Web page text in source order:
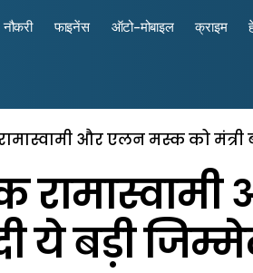
नौकरी फाइनेंस ऑटो-मोबाइल क्राइम
और एलन मस्क को मंत्री
ये बड़ी